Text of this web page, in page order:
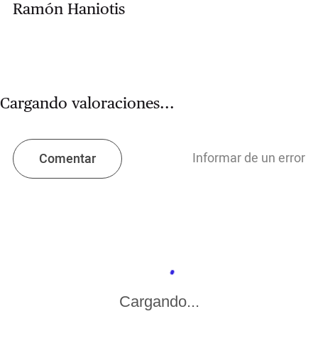
Ramón Haniotis
Cargando valoraciones...
Comentar Informar de un error
Cargando...